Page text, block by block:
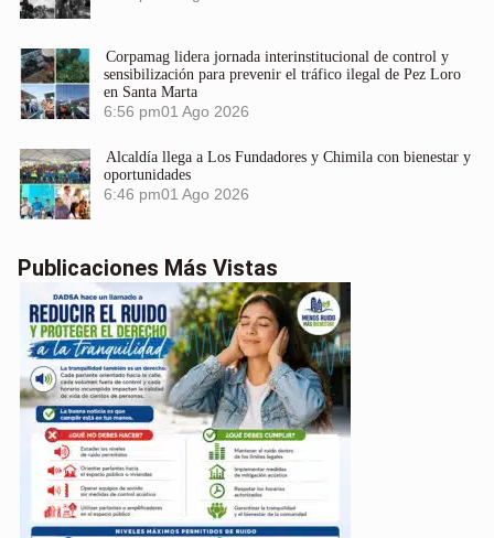
Corpamag lidera jornada interinstitucional de control y
sensibilización para prevenir el tráfico ilegal de Pez Loro
en Santa Marta
6:56 pm01 Ago 2026
Alcaldía llega a Los Fundadores y Chimila con bienestar y
oportunidades
6:46 pm01 Ago 2026
Publicaciones Más Vistas